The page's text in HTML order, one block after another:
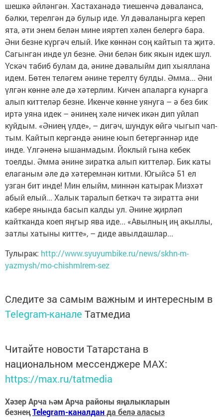
шешкә әйләнгән. Хастаханәдә тиешенчә дәваланса,
бәлки, терелгән дә булыр иде. Ул дәваланырга кереп
ята, әти энем белән мине ияртеп хәлен белергә бара.
Әни безне күргәч елый. Ике көннән соң кайтып та җитә.
Сагынган инде ул безне. Әни белән бик якын идек шул.
Үскәч табиб булам да, әнине дәвалыйм дип хыяллана
идем. Бөтен теләгем әнине терелтү булды. Әмма... Әни
үлгән көнне әле дә хәтерлим. Кичен апаларга кунарга
алып киттеләр безне. Икенче көнне уянуга – ә без бик
иртә уяна идек – әнинең хәле ничек икән дип уйлап
куйдым. «Әниең үлде», – дигәч, шундук өйгә чыгып чап-
тым. Кайтып кергәндә әнине юып бетергәннәр иде
инде. Үлгәненә ышанмадым. Йоклый гына кебек
тоелды. Әмма әнине зиратка алып киттеләр. Бик каты
елаганым әле дә хәтеремнән китми. Югыйсә 51 ел
узган бит инде! Мин елыйм, миннән катырак Мизхәт
абый елый... Халык таралып беткәч тә зиратта әни
кабере янында басып калды ул. Әнине җирләп
кайтканда коеп яңгыр ява иде... «Авылның иң акыллы,
затлы хатыны китте», – диде авылдашлар...
Тулырак: http://www.syuyumbike.ru/news/skhn-m-
yazmysh/mo-chishmlrem-sez
Следите за самым важным и интересным в
Telegram-канале Татмедиа
Читайте новости Татарстана в
национальном мессенджере MАХ:
https://max.ru/tatmedia
Хәзер Арча һәм Арча районы яңалыкларын
безнеңTelegram-каналданда белә аласыз